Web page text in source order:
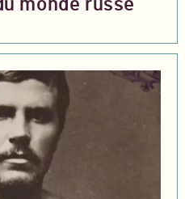
monde russe